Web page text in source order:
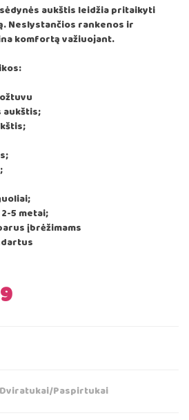
aukštis leidžia pritaikyti
Neslystančios rankenos ir
komfortą važiuojant.
aukštis;
5 metai;
įbrėžimams
Current
€59.99.
Paspirtukai